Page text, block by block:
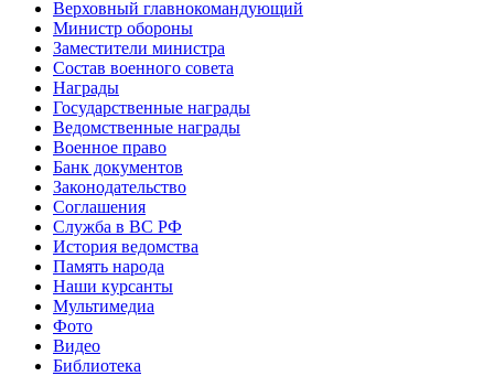
Верховный главнокомандующий
Министр обороны
Заместители министра
Состав военного совета
Награды
Государственные награды
Ведомственные награды
Военное право
Банк документов
Законодательство
Соглашения
Служба в ВС РФ
История ведомства
Память народа
Наши курсанты
Мультимедиа
Фото
Видео
Библиотека